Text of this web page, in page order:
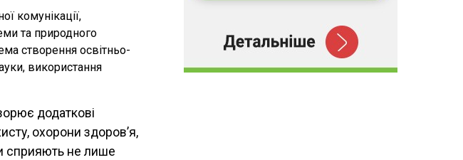
комунікації,
та природного
створення освітньо-
використання
додаткові
охорони здоров’я,
сприяють не лише